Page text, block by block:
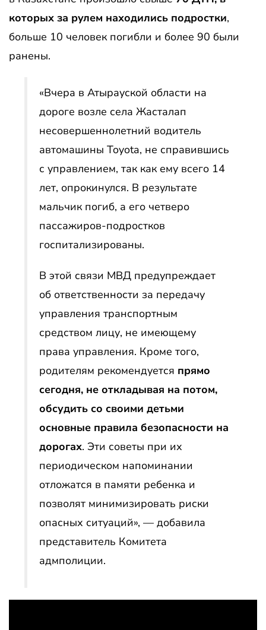
которых за рулем находились подростки,
больше 10 человек погибли и более 90 были
ранены.
«Вчера в Атырауской области на
дороге возле села Жасталап
несовершеннолетний водитель
автомашины Toyota, не справившись
с управлением, так как ему всего 14
лет, опрокинулся. В результате
мальчик погиб, а его четверо
пассажиров-подростков
госпитализированы.
В этой связи МВД предупреждает
об ответственности за передачу
управления транспортным
средством лицу, не имеющему
права управления. Кроме того,
родителям рекомендуется прямо
сегодня, не откладывая на потом,
обсудить со своими детьми
основные правила безопасности на
дорогах. Эти советы при их
периодическом напоминании
отложатся в памяти ребенка и
позволят минимизировать риски
опасных ситуаций», — добавила
представитель Комитета
адмполиции.